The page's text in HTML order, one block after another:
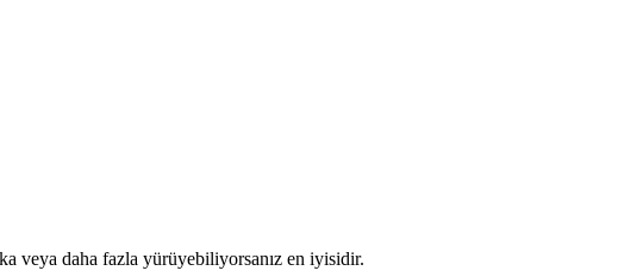
veya daha fazla yürüyebiliyorsanız en iyisidir.